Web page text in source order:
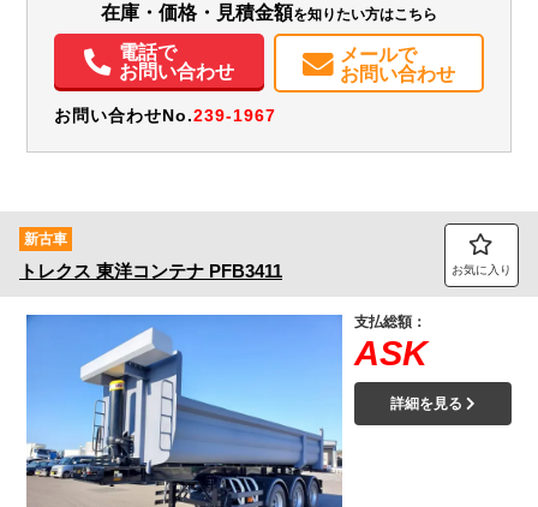
在庫・価格・見積金額を知りたい方はこちら
電話で
お問い合わせ
メールで
お問い合わせ
お問い合わせNo.239-1967
新古車
トレクス 東洋コンテナ PFB3411 お気に入り
支払総額：
ASK
詳細を見る